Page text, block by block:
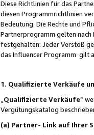
Diese Richtlinien für das
diesen Programmrichtlinien
Bedeutung. Die Rechte und
Partnerprogramm gelten nach
festgehalten: Jeder Verstoß
das Influencer Programm gilt
1. Qualifizierte Verkäufe
Qualifizierte Verkäufe“
Vergütungskatalog
(a) Partner- Link auf Ihrer